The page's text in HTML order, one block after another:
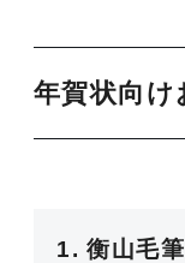
年賀状向け
1. 衡山毛